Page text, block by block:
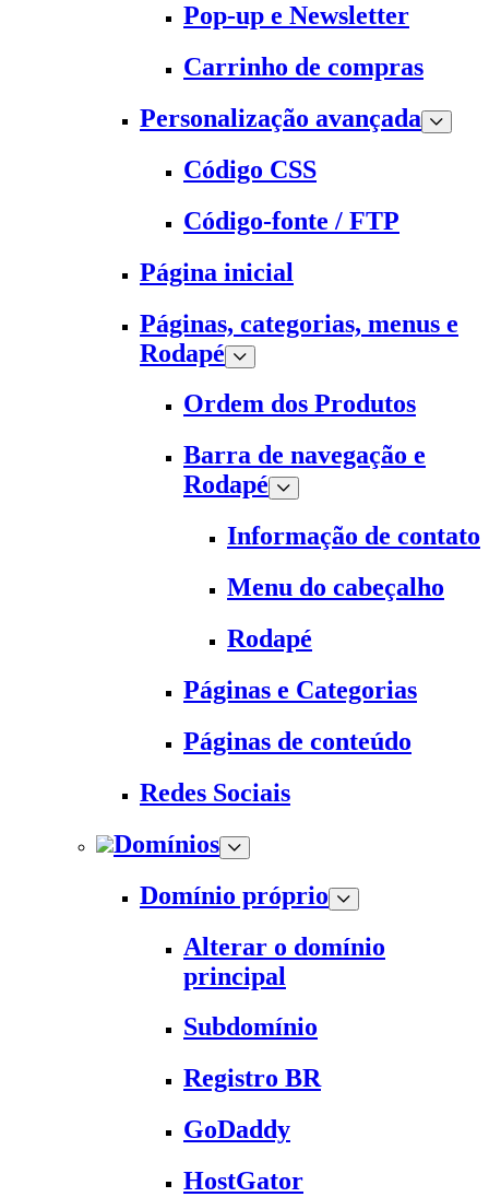
Pop-up e Newsletter
Carrinho de compras
Personalização avançada
Código CSS
Código-fonte / FTP
Página inicial
Páginas, categorias, menus e
Rodapé
Ordem dos Produtos
Barra de navegação e
Rodapé
Informação de contato
Menu do cabeçalho
Rodapé
Páginas e Categorias
Páginas de conteúdo
Redes Sociais
Domínios
Domínio próprio
Alterar o domínio
principal
Subdomínio
Registro BR
GoDaddy
HostGator